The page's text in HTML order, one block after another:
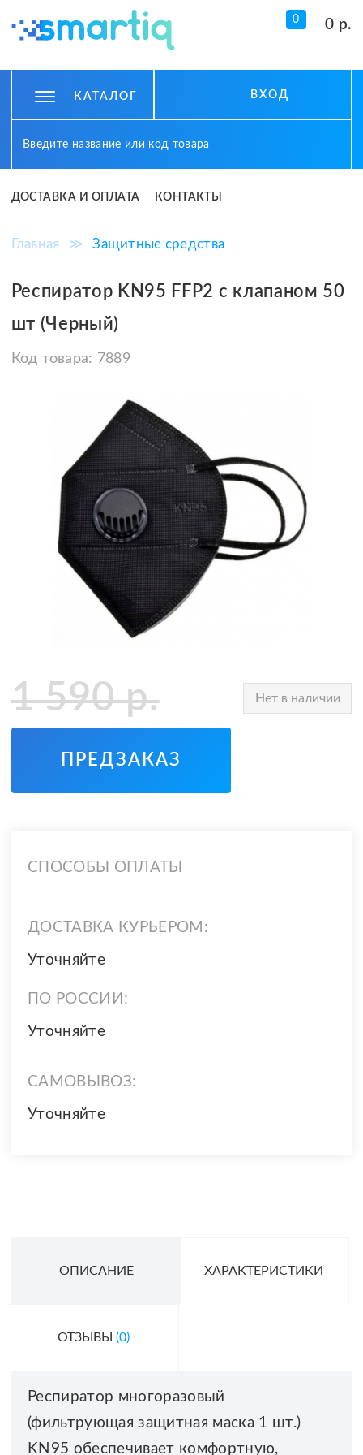
0 0 р.
КАТАЛОГ ВХОД
ДОСТАВКА И ОПЛАТА КОНТАКТЫ
Главная ≫ Защитные средства
Респиратор KN95 FFP2 с клапаном 50
шт (Черный)
Код товара: 7889
1 590р. Нет в наличии
ПРЕДЗАКАЗ
СПОСОБЫ ОПЛАТЫ
ДОСТАВКА КУРЬЕРОМ:
Уточняйте
ПО РОССИИ:
Уточняйте
САМОВЫВОЗ:
Уточняйте
ОПИСАНИЕ ХАРАКТЕРИСТИКИ
ОТЗЫВЫ (0)
Респиратор многоразовый
(фильтрующая защитная маска 1 шт.)
KN95 обеспечивает комфортную,